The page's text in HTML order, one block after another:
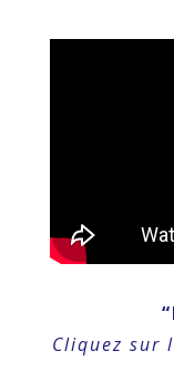
Cliquez sur